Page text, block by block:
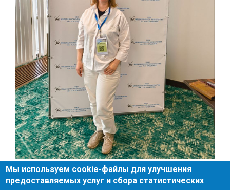
Мы используем cookie-файлы для улучшения
предоставляемых услуг и сбора статистических